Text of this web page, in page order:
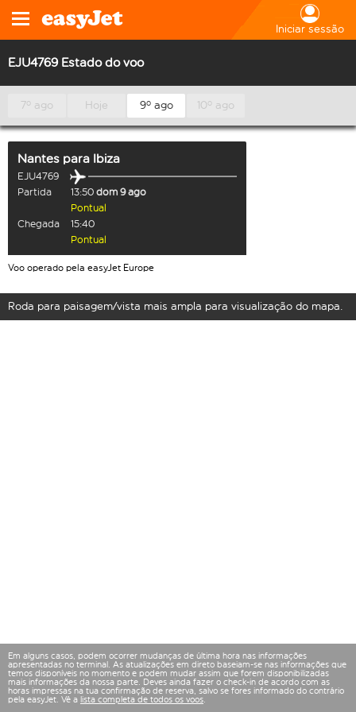
Iniciar sessão
EJU4769 Estado do voo
7º ago Hoje 9º ago 10º ago
Nantes para Ibiza
EJU4769
Partida
13:50 dom 9 ago
Pontual
Chegada
15:40
Pontual
Voo operado pela easyJet Europe
Roda para paisagem/vista mais ampla para visualização do mapa.
Em alguns casos, podem ocorrer mudanças de última hora nas informações
apresentadas no terminal. As atualizações em direto baseiam-se nas informações que
temos disponíveis no momento e podem mudar assim que forem disponibilizadas
mais informações da nossa parte. Deves ainda fazer o check-in de acordo com as
horas impressas na tua confirmação de reserva, salvo se fores informado do contrário
pela easyJet. Vê a lista completa de todos os voos.